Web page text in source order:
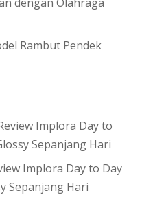
Rambut Pendek
Implora Day to
Sepanjang Hari
Implora Day to Day
Sepanjang Hari